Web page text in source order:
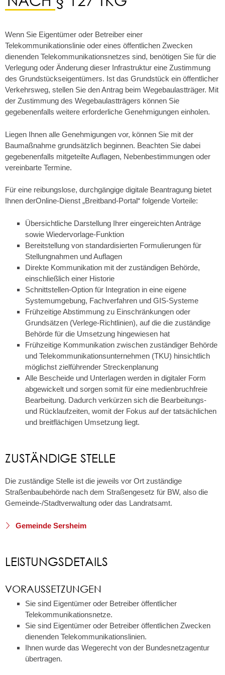
Wenn Sie Eigentümer oder Betreiber einer
Telekommunikationslinie oder eines öffentlichen Zwecken
dienenden Telekommunikationsnetzes sind, benötigen Sie für die
Verlegung oder Änderung dieser Infrastruktur eine Zustimmung
des Grundstückseigentümers. Ist das Grundstück ein öffentlicher
Verkehrsweg, stellen Sie den Antrag beim Wegebaulastträger. Mit
der Zustimmung des Wegebaulastträgers können Sie
gegebenenfalls weitere erforderliche Genehmigungen einholen.
Liegen Ihnen alle Genehmigungen vor, können Sie mit der
Baumaßnahme grundsätzlich beginnen. Beachten Sie dabei
gegebenenfalls mitgeteilte Auflagen, Nebenbestimmungen oder
vereinbarte Termine.
Für eine reibungslose, durchgängige digitale Beantragung bietet
Ihnen derOnline-Dienst „Breitband-Portal“ folgende Vorteile:
Übersichtliche Darstellung Ihrer eingereichten Anträge
sowie Wiedervorlage-Funktion
Bereitstellung von standardisierten Formulierungen für
Stellungnahmen und Auflagen
Direkte Kommunikation mit der zuständigen Behörde,
einschließlich einer Historie
Schnittstellen-Option für Integration in eine eigene
Systemumgebung, Fachverfahren und GIS-Systeme
Frühzeitige Abstimmung zu Einschränkungen oder
Grundsätzen (Verlege-Richtlinien), auf die die zuständige
Behörde für die Umsetzung hingewiesen hat
Frühzeitige Kommunikation zwischen zuständiger Behörde
und Telekommunikationsunternehmen (TKU) hinsichtlich
möglichst zielführender Streckenplanung
Alle Bescheide und Unterlagen werden in digitaler Form
abgewickelt und sorgen somit für eine medienbruchfreie
Bearbeitung. Dadurch verkürzen sich die Bearbeitungs-
und Rücklaufzeiten, womit der Fokus auf der tatsächlichen
und breitflächigen Umsetzung liegt.
ZUSTÄNDIGE STELLE
Die zuständige Stelle ist die jeweils vor Ort zuständige
Straßenbaubehörde nach dem Straßengesetz für BW, also die
Gemeinde-/Stadtverwaltung oder das Landratsamt.
Gemeinde Sersheim
LEISTUNGSDETAILS
VORAUSSETZUNGEN
Sie sind Eigentümer oder Betreiber öffentlicher
Telekommunikationsnetze.
Sie sind Eigentümer oder Betreiber öffentlichen Zwecken
dienenden Telekommunikationslinien.
Ihnen wurde das Wegerecht von der Bundesnetzagentur
übertragen.